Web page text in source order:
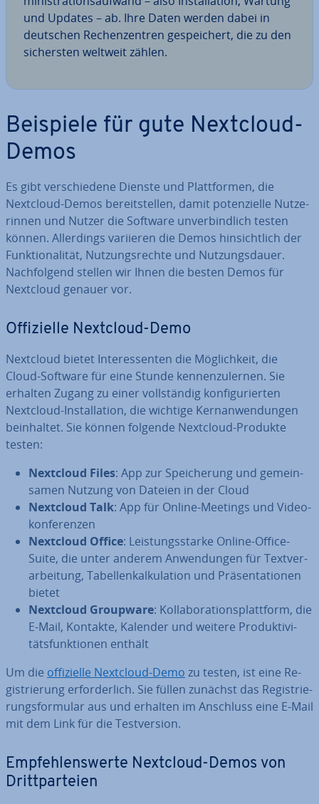
und Updates – ab. Ihre Daten werden dabei in
deutschen Re­chen­zen­tren ge­spei­chert, die zu den
si­chers­ten weltweit zählen.
Beispiele für gute Nextcloud-
Demos
Es gibt ver­schie­de­ne Dienste und Platt­for­men, die
Nextcloud-Demos be­reit­stel­len, damit po­ten­zi­el­le Nut­ze­
rin­nen und Nutzer die Software un­ver­bind­lich testen
können. Al­ler­dings variieren die Demos hin­sicht­lich der
Funk­tio­na­li­tät, Nut­zungs­rech­te und Nut­zungs­dau­er.
Nach­fol­gend stellen wir Ihnen die besten Demos für
Nextcloud genauer vor.
Of­fi­zi­el­le Nextcloud-Demo
Nextcloud bietet In­ter­es­sen­ten die Mög­lich­keit, die
Cloud-Software für eine Stunde ken­nen­zu­ler­nen. Sie
erhalten Zugang zu einer voll­stän­dig kon­fi­gu­rier­ten
Nextcloud-In­stal­la­ti­on, die wichtige Kern­an­wen­dun­gen
be­inhal­tet. Sie können folgende Nextcloud-Produkte
testen:
Nextcloud Files: App zur Spei­che­rung und ge­mein­
sa­men Nutzung von Dateien in der Cloud
Nextcloud Talk: App für Online-Meetings und Vi­deo­
kon­fe­ren­zen
Nextcloud Office: Leis­tungs­star­ke Online-Office-
Suite, die unter anderem An­wen­dun­gen für Text­ver­
ar­bei­tung, Ta­bel­len­kal­ku­la­ti­on und Prä­sen­ta­tio­nen
bietet
Nextcloud Groupware: Kol­la­bo­ra­ti­ons­platt­form, die
E-Mail, Kontakte, Kalender und weitere Pro­duk­ti­vi­
täts­funk­tio­nen enthält
Um die of­fi­zi­el­le Nextcloud-Demo zu testen, ist eine Re­
gis­trie­rung er­for­der­lich. Sie füllen zunächst das Re­gis­trie­
rungs­for­mu­lar aus und erhalten im Anschluss eine E-Mail
mit dem Link für die Test­ver­si­on.
Emp­feh­lens­wer­te Nextcloud-Demos von
Dritt­par­tei­en